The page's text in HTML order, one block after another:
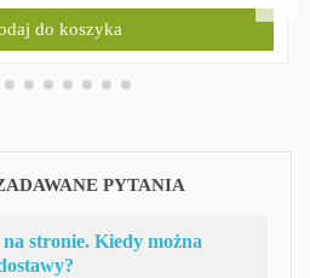
do koszyka
PYTANIA
stronie. Kiedy można